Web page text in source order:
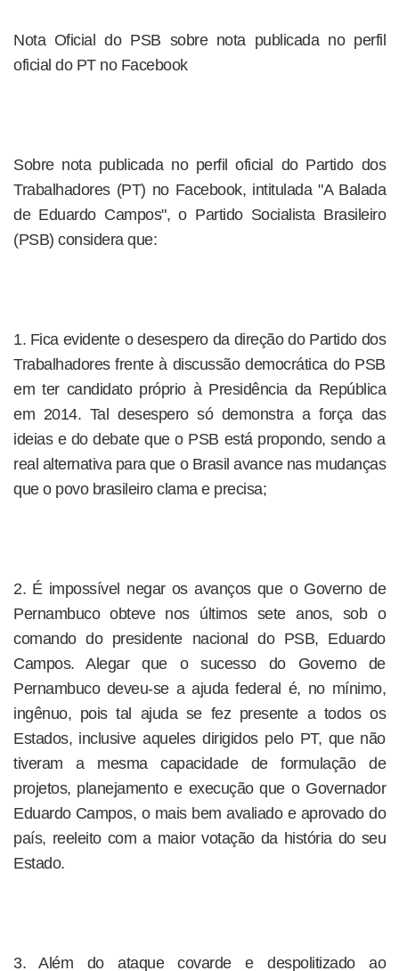
Nota Oficial do PSB sobre nota publicada no perfil
oficial do PT no Facebook
Sobre nota publicada no perfil oficial do Partido dos
Trabalhadores (PT) no Facebook, intitulada "A Balada
de Eduardo Campos", o Partido Socialista Brasileiro
(PSB) considera que:
1. Fica evidente o desespero da direção do Partido dos
Trabalhadores frente à discussão democrática do PSB
em ter candidato próprio à Presidência da República
em 2014. Tal desespero só demonstra a força das
ideias e do debate que o PSB está propondo, sendo a
real alternativa para que o Brasil avance nas mudanças
que o povo brasileiro clama e precisa;
2. É impossível negar os avanços que o Governo de
Pernambuco obteve nos últimos sete anos, sob o
comando do presidente nacional do PSB, Eduardo
Campos. Alegar que o sucesso do Governo de
Pernambuco deveu-se a ajuda federal é, no mínimo,
ingênuo, pois tal ajuda se fez presente a todos os
Estados, inclusive aqueles dirigidos pelo PT, que não
tiveram a mesma capacidade de formulação de
projetos, planejamento e execução que o Governador
Eduardo Campos, o mais bem avaliado e aprovado do
país, reeleito com a maior votação da história do seu
Estado.
3. Além do ataque covarde e despolitizado ao